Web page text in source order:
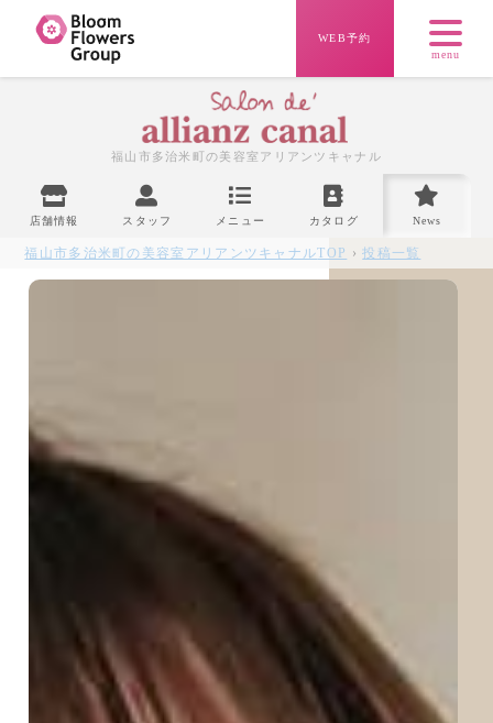
WEB予約
menu
福山市多治米町の美容室 アリアンツキャナル
店舗情報 スタッフ メニュー カタログ News
福山市多治米町の美容室アリアンツキャナルTOP ›投稿一覧